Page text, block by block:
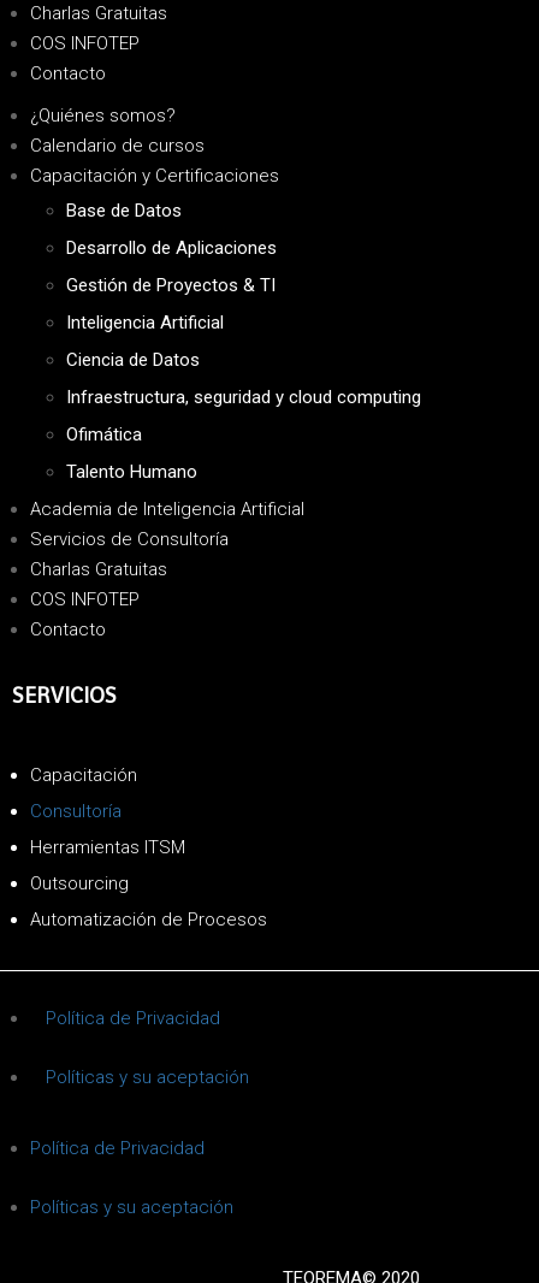
Charlas Gratuitas
COS INFOTEP
Contacto
¿Quiénes somos?
Calendario de cursos
Capacitación y Certificaciones
Base de Datos
Desarrollo de Aplicaciones
Gestión de Proyectos & TI
Inteligencia Artificial
Ciencia de Datos
Infraestructura, seguridad y cloud computing
Ofimática
Talento Humano
Academia de Inteligencia Artificial
Servicios de Consultoría
Charlas Gratuitas
COS INFOTEP
Contacto
SERVICIOS
Capacitación
Consultoría
Herramientas ITSM
Outsourcing
Automatización de Procesos
Política de Privacidad
Políticas y su aceptación
Política de Privacidad
Políticas y su aceptación
TEOREMA© 2020